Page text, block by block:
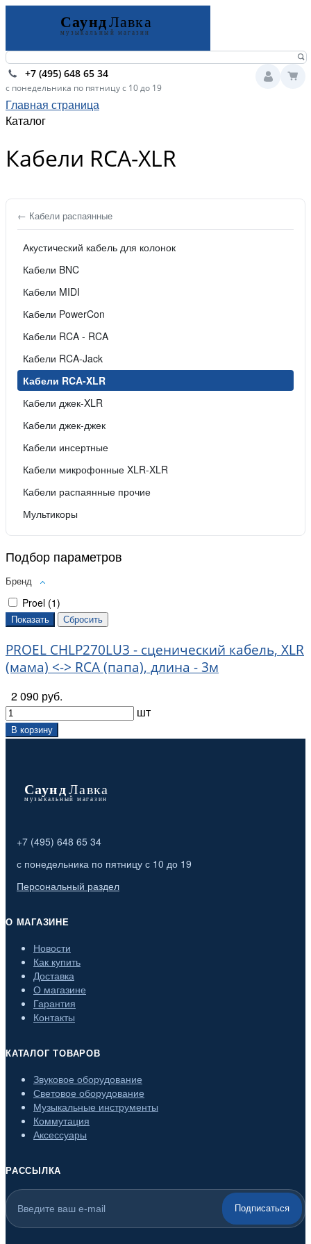
+7 (495) 648 65 34
с понедельника по пятницу с 10 до 19
Главная страница
Каталог
Кабели RCA-XLR
← Кабели распаянные
Акустический кабель для колонок
Кабели BNC
Кабели MIDI
Кабели PowerCon
Кабели RCA - RCA
Кабели RCA-Jack
Кабели RCA-XLR
Кабели джек-XLR
Кабели джек-джек
Кабели инсертные
Кабели микрофонные XLR-XLR
Кабели распаянные прочие
Мультикоры
Подбор параметров
Бренд
Proel (1)
PROEL CHLP270LU3 - сценический кабель, XLR
(мама) <-> RCA (папа), длина - 3м
2 090 руб.
шт
В корзину
+7 (495) 648 65 34
с понедельника по пятницу с 10 до 19
Персональный раздел
О МАГАЗИНЕ
Новости
Как купить
Доставка
О магазине
Гарантия
Контакты
КАТАЛОГ ТОВАРОВ
Звуковое оборудование
Световое оборудование
Музыкальные инструменты
Коммутация
Аксессуары
РАССЫЛКА
Подписаться